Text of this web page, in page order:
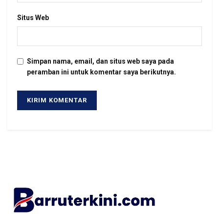
Situs Web
Simpan nama, email, dan situs web saya pada
peramban ini untuk komentar saya berikutnya.